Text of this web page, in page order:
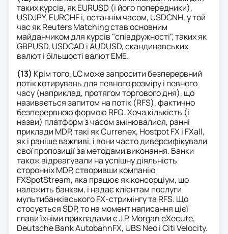
таких курсів, як EURUSD (і його попередники),
USDJPY, EURCHF і, останнім часом, USDCNH, у той
час як Reuters Matching став основним
майданчиком для курсів "співдружності", таких як
GBPUSD, USDCAD і AUDUSD, скандинавських
валют і більшості валют EME.
(13) Крім того, LC може запросити безперервний
потік котирувань для певного розміру і певного
часу (наприклад, протягом торгового дня), що
називається запитом на потік (RFS), фактично
безперервною формою RFQ. Хоча кількість (і
назви) платформ з часом змінювалися, ранні
приклади MDP, такі як Currenex, Hostpot FX і FXall,
як і раніше важливі, і вони часто диверсифікували
свої пропозиції за методами виконання. Банки
також відреагували на успішну діяльність
сторонніх MDP, створивши компанію
FXSpotStream, яка працює як консорціум, що
належить банкам, і надає клієнтам послуги
мультибанківського FX-стримінгу та RFS. Що
стосується SDP, то на момент написання цієї
глави їхніми прикладами є J.P. Morgan eXecute,
Deutsche Bank AutobahnFX, UBS Neo і Citi Velocity.